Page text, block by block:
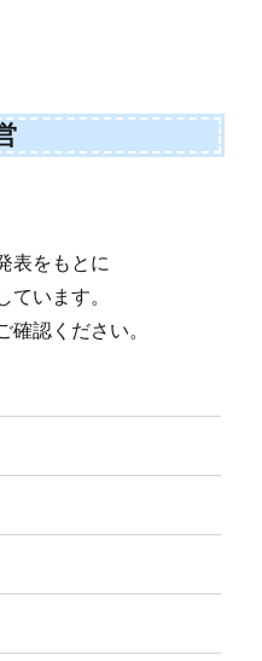
表をもとに
ています。
認ください。